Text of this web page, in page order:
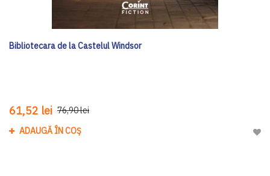
Bibliotecara de la Castelul Windsor
61,52 lei 76,90 lei
ADAUGĂ ÎN COȘ